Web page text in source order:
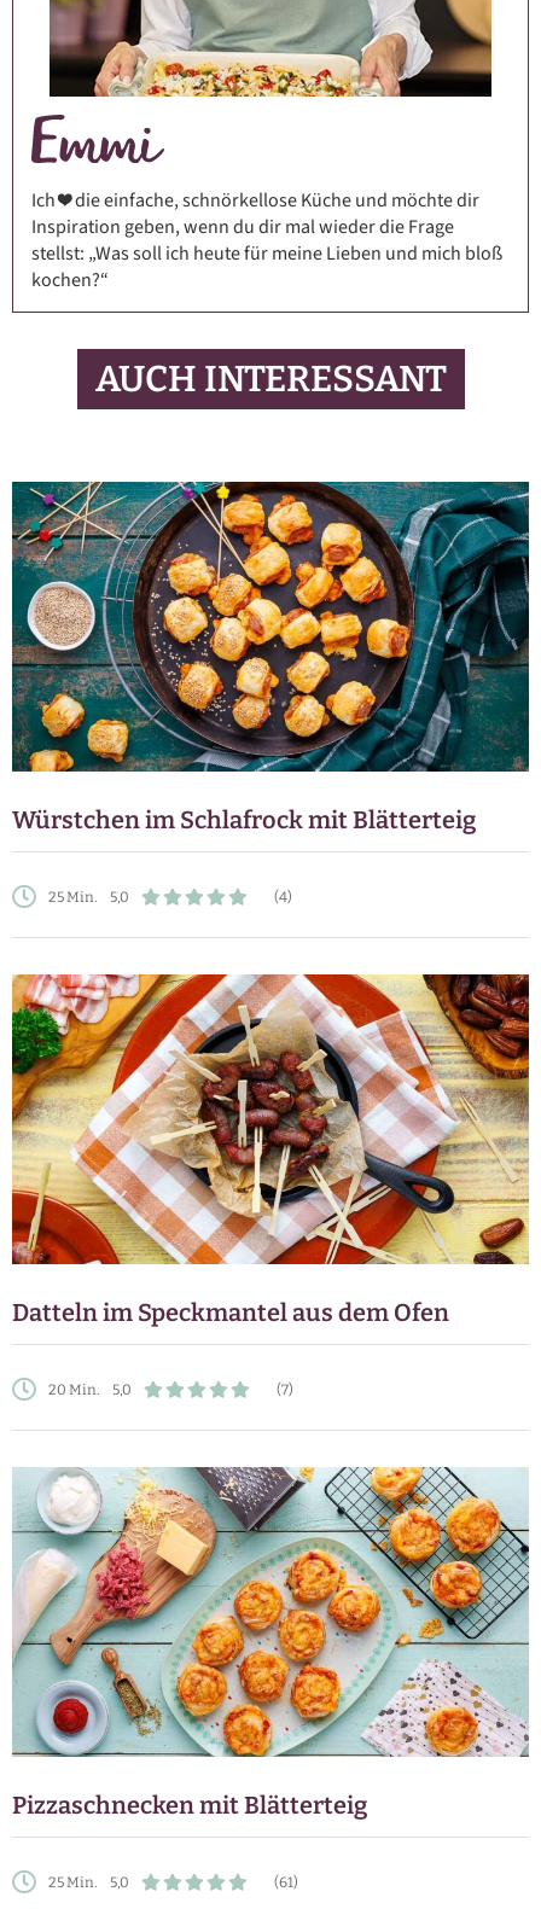
Ich ❤️ die einfache, schnörkellose Küche und möchte dir
Inspiration geben, wenn du dir mal wieder die Frage
stellst: „Was soll ich heute für meine Lieben und mich bloß
kochen?“
AUCH INTERESSANT
Würstchen im Schlafrock mit Blätterteig
25 Min. 5,0 (4)
Datteln im Speckmantel aus dem Ofen
20 Min. 5,0 (7)
Pizzaschnecken mit Blätterteig
25 Min. 5,0 (61)